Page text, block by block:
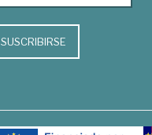
SUSCRIBIRSE